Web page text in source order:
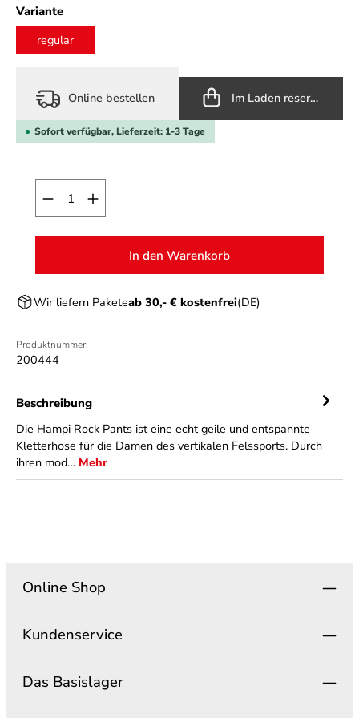
Varianteauswählen
regular
Online bestellen Im Laden reservieren
Sofort verfügbar, Lieferzeit: 1-3 Tage
Produkt Anzahl: Gib den gewünschten Wert
In den Warenkorb
Wir liefern Paketeab 30,- € kostenfrei(DE)
Produktnummer:
200444
Beschreibung
Die Hampi Rock Pants ist eine echt geile und entspannte
Kletterhose für die Damen des vertikalen Felssports. Durch
ihren mod… Mehr
Online Shop
Kundenservice
Das Basislager